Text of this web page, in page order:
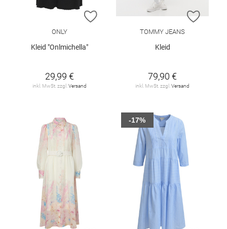
ZUR WUNSCHLISTE HINZUFÜGEN
ONLY
Kleid "Onlmichella"
29,99 €
inkl. MwSt. zzgl.Versand
ZUR
TOMMY JEANS
Kleid
79,90 €
inkl. MwSt. zzgl.Versand
-17%